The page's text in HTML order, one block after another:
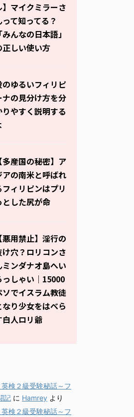
】マイクミラーさ
って知ってる？
「みんなの日本語」
正しい使い方
のゆるいフィリピ
ナの見分け方を分
りやすく説明する
【多産国の秘密】ア
アの南米と呼ばれ
フィリピンはプリ
とした尻が命
【悪用禁止】淫行の
け穴？ロリコンさ
ミンダナオ島へい
っしゃい｜15000
ソでイスラム教徒
なり少女をはべら
白人ロリ爺
検２級受験秘話～フ
記 に Hamrey より
検２級受験秘話～フ